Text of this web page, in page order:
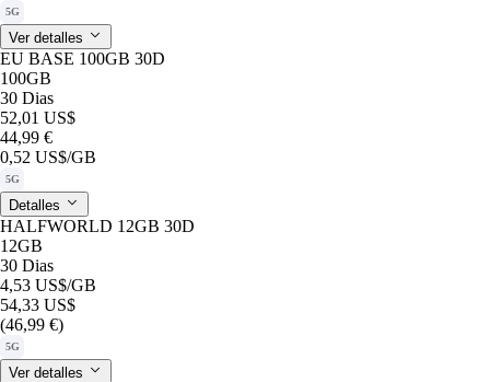
5G
Ver detalles
EU BASE 100GB 30D
100GB
30 Dias
52,01 US$
44,99 €
0,52 US$/GB
5G
Detalles
HALFWORLD 12GB 30D
12GB
30 Dias
4,53 US$/GB
54,33 US$
(46,99 €)
5G
Ver detalles